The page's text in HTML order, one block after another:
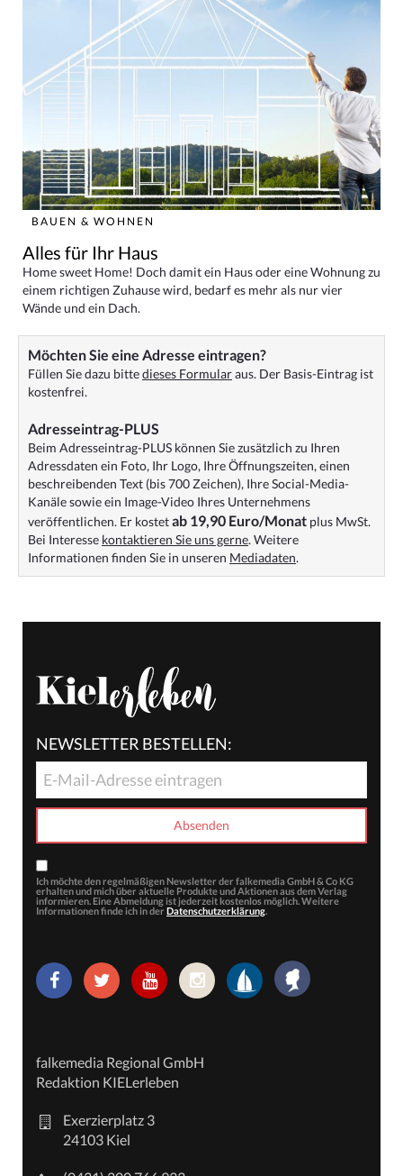
BAUEN & WOHNEN
Alles für Ihr Haus
Home sweet Home! Doch damit ein Haus oder eine Wohnung zu
einem richtigen Zuhause wird, bedarf es mehr als nur vier
Wände und ein Dach.
Möchten Sie eine Adresse eintragen?
Füllen Sie dazu bittedieses Formularaus. Der Basis-Eintrag ist
kostenfrei.
Adresseintrag-PLUS
Beim Adresseintrag-PLUS können Sie zusätzlich zu Ihren
Adressdaten ein Foto, Ihr Logo, Ihre Öffnungszeiten, einen
beschreibenden Text (bis 700 Zeichen), Ihre Social-Media-
Kanäle sowie ein Image-Video Ihres Unternehmens
veröffentlichen. Er kostetab 19,90 Euro/Monat plus MwSt.
Bei Interesse kontaktieren Sie uns gerne. Weitere
Informationen finden Sie in unseren Mediadaten.
NEWSLETTER BESTELLEN:
Ich möchte den regelmäßigen Newsletter der falkemedia GmbH & Co KG
erhalten und mich über aktuelle Produkte und Aktionen aus dem Verlag
informieren. Eine Abmeldung ist jederzeit kostenlos möglich. Weitere
Informationen finde ich in der Datenschutzerklärung.
falkemedia Regional GmbH
Redaktion KIELerleben
Exerzierplatz 3
24103 Kiel